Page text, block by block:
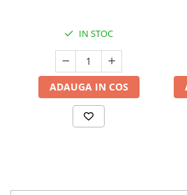
IN STOC
ADAUGA IN COS